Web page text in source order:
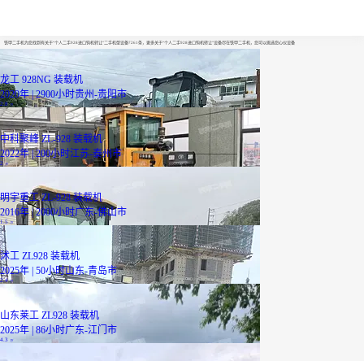
铁甲二手机为您找到有关于“个人二手928进口钩机转让”二手机型设备7261条，更多关于“个人二手928进口钩机转让”设备尽在铁甲二手机，您可以挑选您心仪设备
龙工 928NG 装载机
2020年 | 2900小时贵州-贵阳市
2.8万
中科聚峰 ZL-928 装载机
2022年 | 200小时江苏-泰州市
2
明宇重工 ZL-928 装载机
2016年 | 2000小时广东-佛山市
1.5万
沭工 ZL928 装载机
2025年 | 50小时山东-青岛市
2.4万
山东莱工 ZL928 装载机
2025年 | 86小时广东-江门市
4.3 万